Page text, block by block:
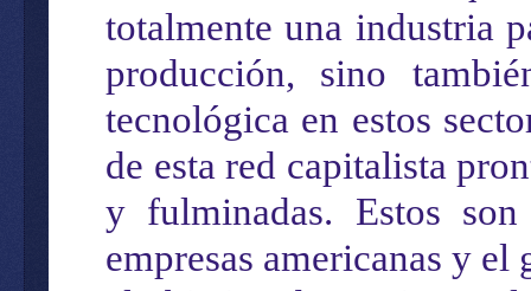
totalmente una industria
producción, sino
tecnológica en estos
de esta red capitalista
y fulminadas. Estos son
empresas americanas y el